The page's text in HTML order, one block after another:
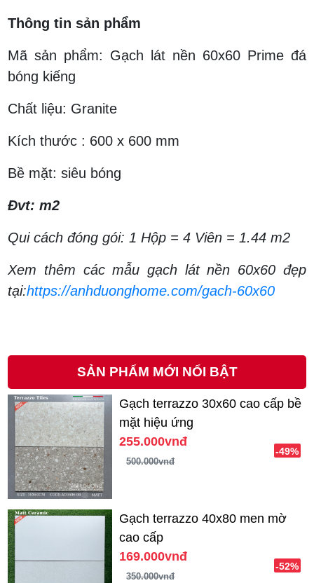
Thông tin sản phẩm
Mã sản phẩm: Gạch lát nền 60x60 Prime đá
bóng kiếng
Chất liệu: Granite
Kích thước : 600 x 600 mm
Bề mặt: siêu bóng
Đvt: m2
Qui cách đóng gói: 1 Hộp = 4 Viên = 1.44 m2
Xem thêm các mẫu gạch lát nền 60x60 đẹp
tại:https://anhduonghome.com/gach-60x60
SẢN PHẨM MỚI NỔI BẬT
Gạch terrazzo 30x60 cao cấp bề
mặt hiệu ứng
255.000vnđ
500.000vnđ
-49%
Gạch terrazzo 40x80 men mờ
cao cấp
169.000vnđ
350.000vnđ
-52%